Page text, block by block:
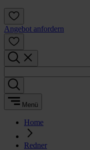
Angebot anfordern
Menü
Home
Redner